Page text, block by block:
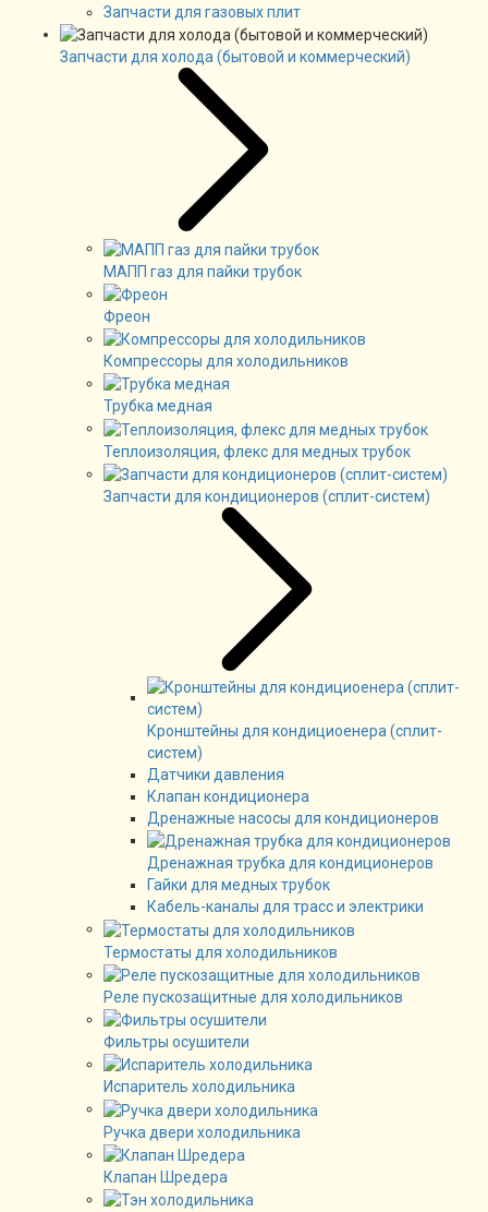
Запчасти для газовых плит
Запчасти для холода (бытовой и коммерческий)
МАПП газ для пайки трубок
Фреон
Компрессоры для холодильников
Трубка медная
Теплоизоляция, флекс для медных трубок
Запчасти для кондиционеров (сплит-систем)
Кронштейны для кондициоенера (сплит-
систем)
Датчики давления
Клапан кондиционера
Дренажные насосы для кондиционеров
Дренажная трубка для кондиционеров
Гайки для медных трубок
Кабель-каналы для трасс и электрики
Термостаты для холодильников
Реле пускозащитные для холодильников
Фильтры осушители
Испаритель холодильника
Ручка двери холодильника
Клапан Шредера